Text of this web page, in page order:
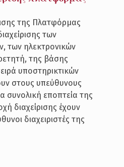
της Πλατφόρμας
των
των ηλεκτρονικών
της βάσης
υποστηρικτικών
στους υπεύθυνους
συνολική εποπτεία της
διαχείρισης έχουν
διαχειριστές της